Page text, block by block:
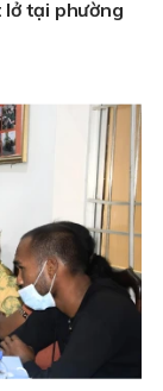
tại phường